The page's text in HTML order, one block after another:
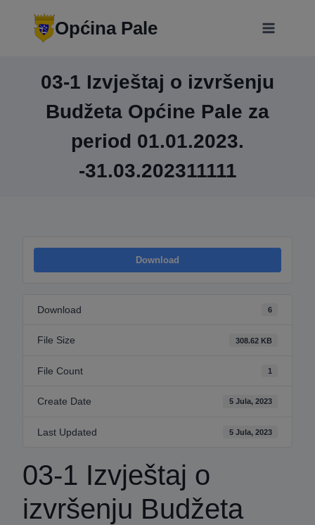
Općina Pale
03-1 Izvještaj o izvršenju
Budžeta Općine Pale za
period 01.01.2023.
-31.03.202311111
Download
Download 6
File Size 308.62 KB
File Count 1
Create Date 5 Jula, 2023
Last Updated 5 Jula, 2023
03-1 Izvještaj o
izvršenju Budžeta